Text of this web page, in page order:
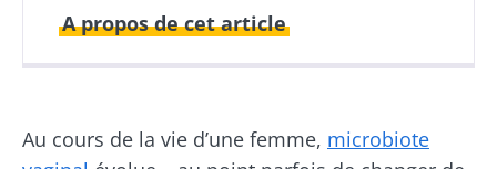
A propos de cet article
Au cours de la vie d’une femme, microbiote